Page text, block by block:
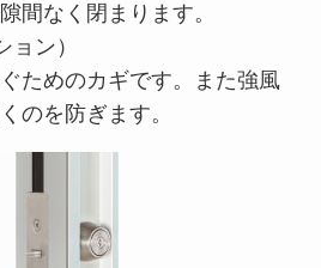
間なく閉まります。
ン）
ためのカギです。また強風
のを防ぎます。